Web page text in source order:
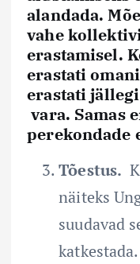
alandada.
vahe
erastamisel.
erastati
erastati
vara. Samas
perekondade
Tõestus.
näiteks
suudavad